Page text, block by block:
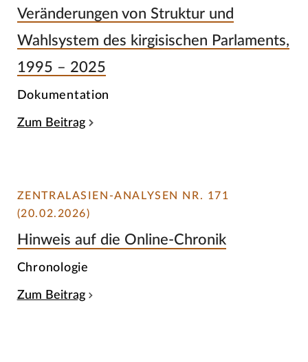
Veränderungen von Struktur und
Wahlsystem des kirgisischen Parlaments,
1995 – 2025
Dokumentation
Zum Beitrag
ZENTRALASIEN-ANALYSEN NR. 171
(20.02.2026)
Hinweis auf die Online-Chronik
Chronologie
Zum Beitrag